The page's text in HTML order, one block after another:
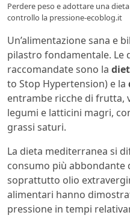
Perdere peso e adottare una
controllo la pressione-ecoblog.it
Un’alimentazione sana e
pilastro fondamentale. Le
raccomandate sono la
to Stop Hypertension) e la
entrambe ricche di frutta,
legumi e latticini magri,
grassi saturi.
La dieta mediterranea si
consumo più abbondante
soprattutto olio
alimentari hanno
pressione in tempi